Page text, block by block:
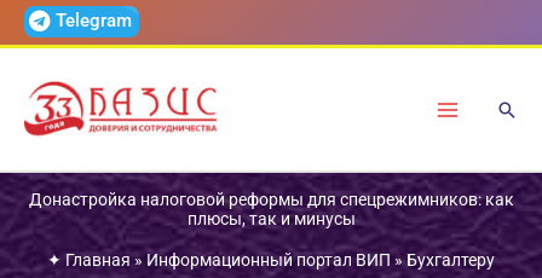
ПерейтиTelegram
Донастройка налоговой реформы для спецрежимников: как
плюсы, так и минусы
✦ Главная » Информационный портал ВИП»Бухгалтеру